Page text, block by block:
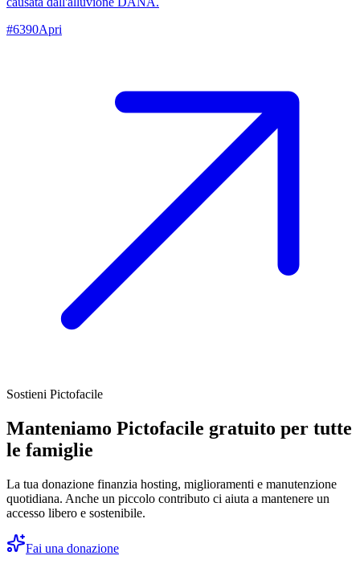
#6390Apri
Sostieni Pictofacile
Manteniamo Pictofacile gratuito per tutte
le famiglie
La tua donazione finanzia hosting, miglioramenti e manutenzione
quotidiana. Anche un piccolo contributo ci aiuta a mantenere un
accesso libero e sostenibile.
Fai una donazione